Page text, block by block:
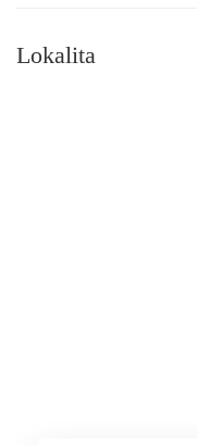
Lokalita